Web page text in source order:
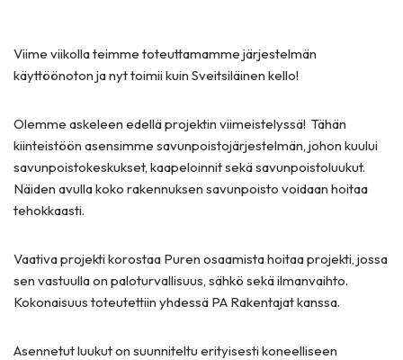
Viime viikolla teimme toteuttamamme järjestelmän
käyttöönoton ja nyt toimii kuin Sveitsiläinen kello!
Olemme askeleen edellä projektin viimeistelyssä! Tähän
kiinteistöön asensimme savunpoistojärjestelmän, johon kuului
savunpoistokeskukset, kaapeloinnit sekä savunpoistoluukut.
Näiden avulla koko rakennuksen savunpoisto voidaan hoitaa
tehokkaasti.
Vaativa projekti korostaa Puren osaamista hoitaa projekti, jossa
sen vastuulla on paloturvallisuus, sähkö sekä ilmanvaihto.
Kokonaisuus toteutettiin yhdessä PA Rakentajat kanssa.
Asennetut luukut on suunniteltu erityisesti koneelliseen